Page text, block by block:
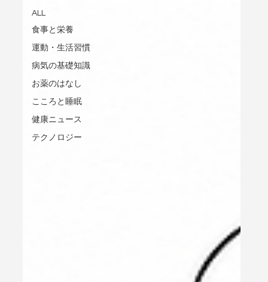
ALL
食事と栄養
運動・生活習慣
病気の基礎知識
お薬のはなし
こころと睡眠
健康ニュース
テクノロジー